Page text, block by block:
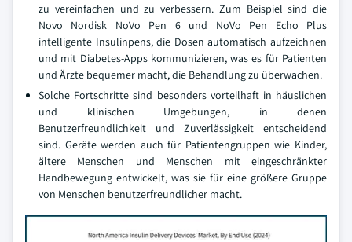
zu vereinfachen und zu verbessern. Zum Beispiel sind die
Novo Nordisk NoVo Pen 6 und NoVo Pen Echo Plus
intelligente Insulinpens, die Dosen automatisch aufzeichnen
und mit Diabetes-Apps kommunizieren, was es für Patienten
und Ärzte bequemer macht, die Behandlung zu überwachen.
Solche Fortschritte sind besonders vorteilhaft in häuslichen
und klinischen Umgebungen, in denen
Benutzerfreundlichkeit und Zuverlässigkeit entscheidend
sind. Geräte werden auch für Patientengruppen wie Kinder,
ältere Menschen und Menschen mit eingeschränkter
Handbewegung entwickelt, was sie für eine größere Gruppe
von Menschen benutzerfreundlicher macht.